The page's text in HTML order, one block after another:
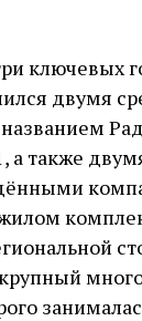
ключевых
двумя
а также